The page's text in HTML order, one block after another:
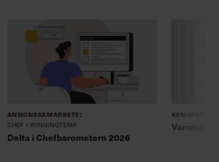
Annonssamarbete:
Chef + Winningtemp
Delta i Chefbarometern 2026
Varning